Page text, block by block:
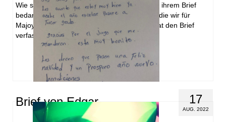
Wie schön! Majoy malte uns ein tolles Bild. In ihrem Brief
bedankt sich die Familie für die Patenschaft, die wir für
Majoy übernommen haben. Majoys Mutter hat den Brief
verfasst, …Weiterlesen
17
AUG. 2022
Brief von Edgar